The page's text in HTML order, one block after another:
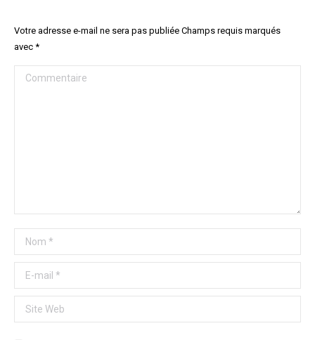
Votre adresse e-mail ne sera pas publiée Champs requis marqués
avec *
Commentaire
Nom *
E-mail *
Site Web